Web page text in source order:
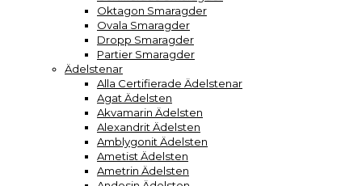
Oktagon Smaragder
Ovala Smaragder
Dropp Smaragder
Partier Smaragder
Ädelstenar
Alla Certifierade Ädelstenar
Agat Ädelsten
Akvamarin Ädelsten
Alexandrit Ädelsten
Amblygonit Ädelsten
Ametist Ädelsten
Ametrin Ädelsten